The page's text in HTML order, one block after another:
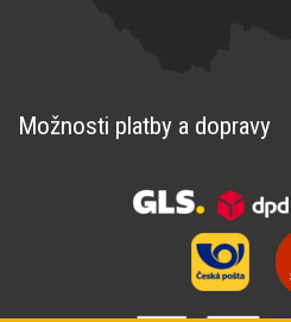
Možnosti platby a dopravy